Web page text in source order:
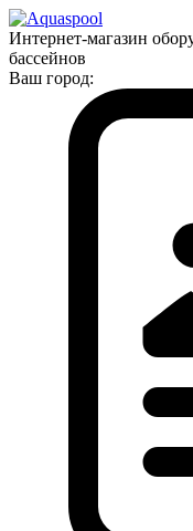
Интернет-магазин
бассейнов
Ваш город: